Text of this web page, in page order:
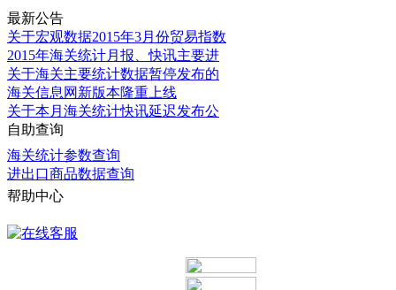
最新公告
关于宏观数据2015年3月份贸易指数
2015年海关统计月报、快讯主要进
关于海关主要统计数据暂停发布的
海关信息网新版本隆重上线
关于本月海关统计快讯延迟发布公
自助查询
海关统计参数查询
进出口商品数据查询
帮助中心